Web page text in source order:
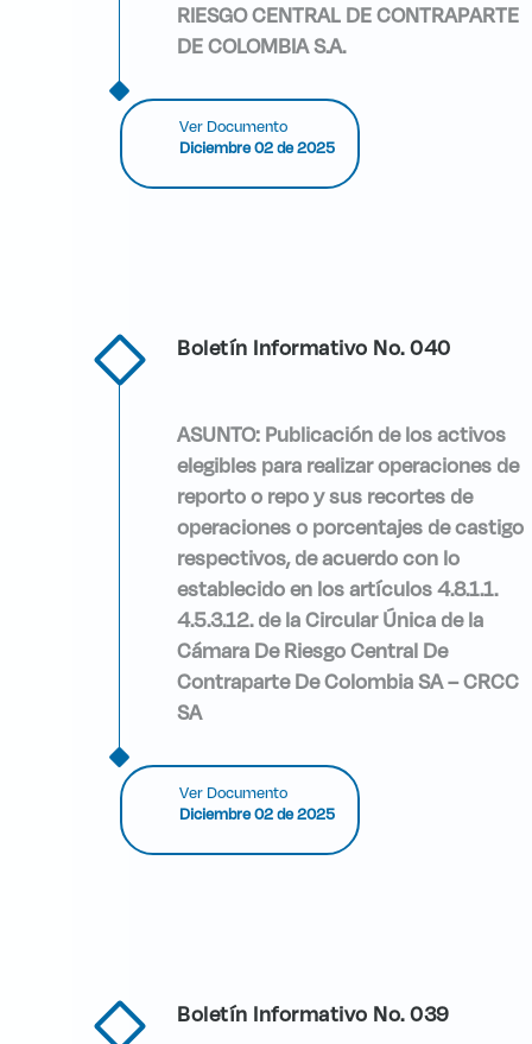
RIESGO CENTRAL DE CONTRAPARTE
DE COLOMBIA S.A.
Ver Documento
Diciembre 02 de 2025
Boletín Informativo No. 040
ASUNTO: Publicación de los activos
elegibles para realizar operaciones de
reporto o repo y sus recortes de
operaciones o porcentajes de castigo
respectivos, de acuerdo con lo
establecido en los artículos 4.8.1.1.
4.5.3.12. de la Circular Única de la
Cámara De Riesgo Central De
Contraparte De Colombia SA – CRCC
SA
Ver Documento
Diciembre 02 de 2025
Boletín Informativo No. 039